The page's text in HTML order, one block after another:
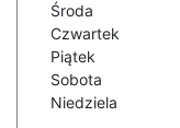
Środa
Czwartek
Piątek
Sobota
Niedziela